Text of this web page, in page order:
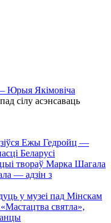
Юрыя Якімовіча
сілу асэнсаваць
Ежы Гедройц —
Беларусі
твораў Марка Шагала
— адзін з
у музеі пад Мінскам
святла»,